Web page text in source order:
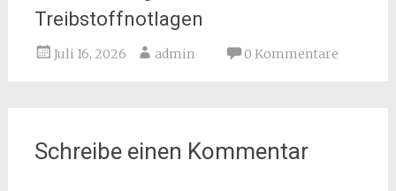
Treibstoffnotlagen
Juli 16, 2026 admin 0 Kommentare
Schreibe einen Kommentar